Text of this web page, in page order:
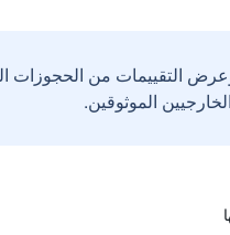
التقييمات من الحجوزات